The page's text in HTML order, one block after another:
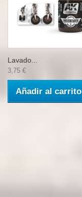
Lavado...
3,75 €
Añadir al carrito